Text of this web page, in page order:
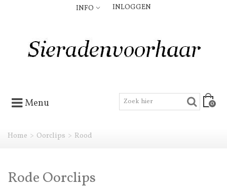
INFO INLOGGEN
Menu 0
Home > Oorclips > Rood
Rode Oorclips